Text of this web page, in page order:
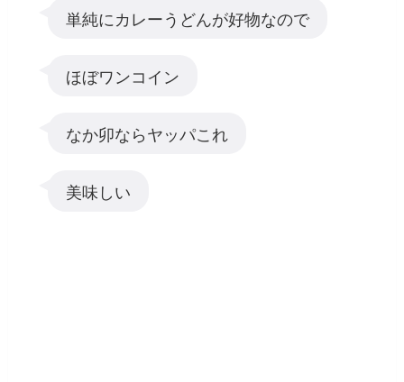
単純にカレーうどんが好物なので
ほぼワンコイン
なか卯ならヤッパこれ
美味しい